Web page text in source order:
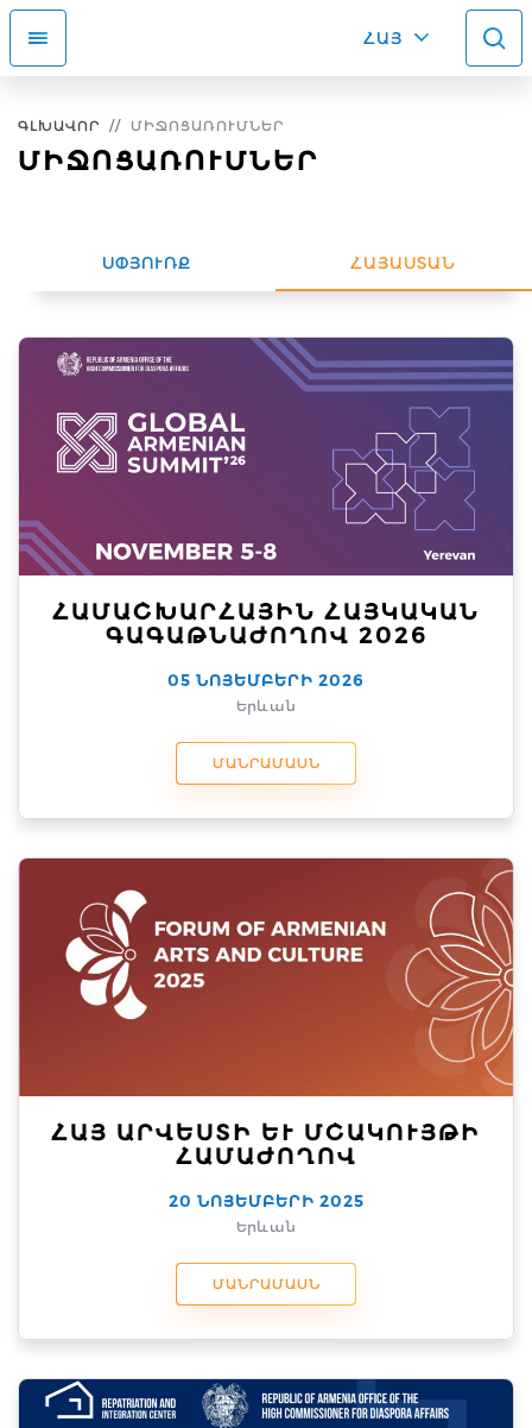
ՀԱՅ
ԳԼԽԱՎՈՐ ՄԻՋՈՑԱՌՈՒՄՆԵՐ
ՄԻՋՈՑԱՌՈՒՄՆԵՐ
ՍՓՅՈՒՌՔ ՀԱՅԱՍՏԱՆ
ՀԱՄԱՇԽԱՐՀԱՅԻՆ ՀԱՅԿԱԿԱՆ
ԳԱԳԱԹՆԱԺՈՂՈՎ 2026
05 ՆՈՅԵՄԲԵՐԻ 2026
Երևան
ՄԱՆՐԱՄԱՍՆ
ՀԱՅ ԱՐՎԵՍՏԻ ԵՒ ՄՇԱԿՈՒՅԹԻ Հ
ԱՄԱԺՈՂՈՎ
20 ՆՈՅԵՄԲԵՐԻ 2025
Երևան
ՄԱՆՐԱՄԱՍՆ